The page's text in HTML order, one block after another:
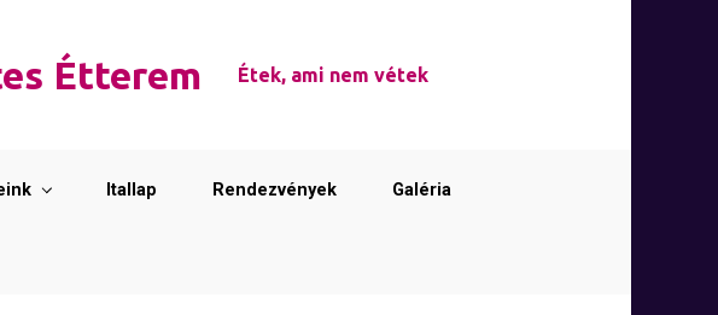
Étterem Étek, ami nem vétek
Itallap Rendezvények Galéria